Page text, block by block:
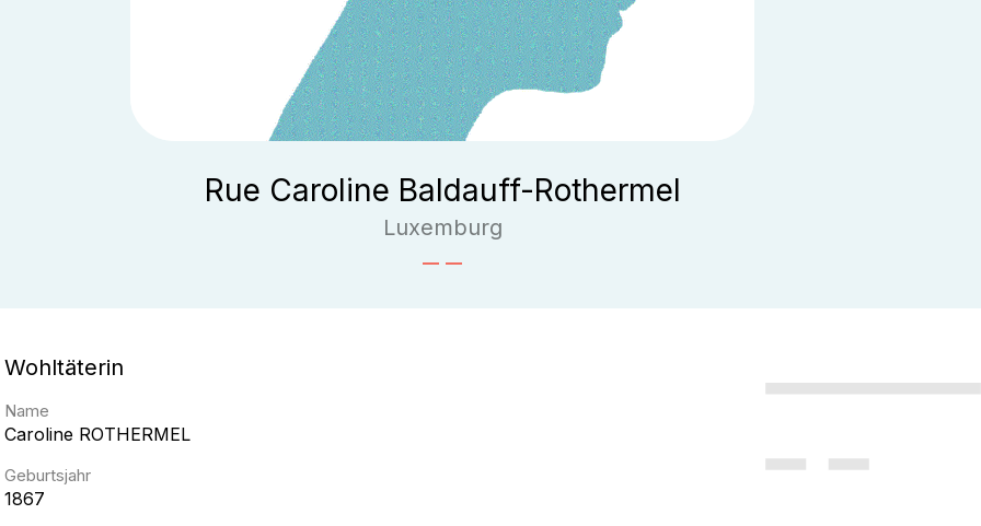
Rue Caroline Baldauff-Rothermel
Luxemburg
Wohltäterin
Name
Caroline ROTHERMEL
Geburtsjahr
1867